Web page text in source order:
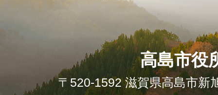
高島市役
〒520-1592 滋賀県高島市新